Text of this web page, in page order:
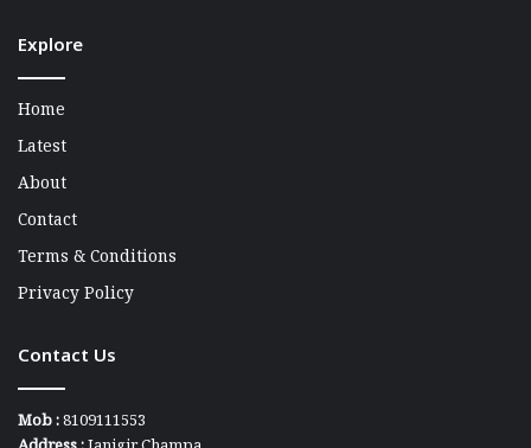
Explore
Home
Latest
About
Contact
Terms & Conditions
Privacy Policy
Contact Us
Mob :8109111553